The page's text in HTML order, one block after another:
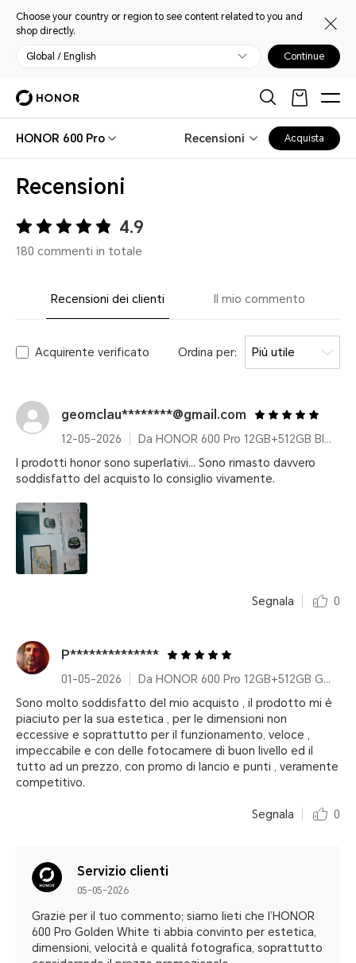
Choose your country or region to see content related to you and
shop directly.
Global / English Continue
HONOR 600 Pro Recensioni Acquista
Recensioni
4.9
180 commenti in totale
Recensioni dei clienti Il mio commento
Acquirente verificato Ordina per: Più utile
geomclau********@gmail.com
12-05-2026
Da HONOR 600 Pro 12GB+512GB Black
I prodotti honor sono superlativi... Sono rimasto davvero
soddisfatto del acquisto lo consiglio vivamente.
Segnala 0
P**************
01-05-2026
Da HONOR 600 Pro 12GB+512GB Golden White
Sono molto soddisfatto del mio acquisto , il prodotto mi è
piaciuto per la sua estetica , per le dimensioni non
eccessive e soprattutto per il funzionamento, veloce ,
impeccabile e con delle fotocamere di buon livello ed il
tutto ad un prezzo, con promo di lancio e punti , veramente
competitivo.
Segnala 0
Servizio clienti
05-05-2026
Grazie per il tuo commento; siamo lieti che l’HONOR
600 Pro Golden White ti abbia convinto per estetica,
dimensioni, velocità e qualità fotografica, soprattutto